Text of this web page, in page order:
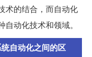
术的结合，而自动化
动化技术和领域。
自动化之间的区